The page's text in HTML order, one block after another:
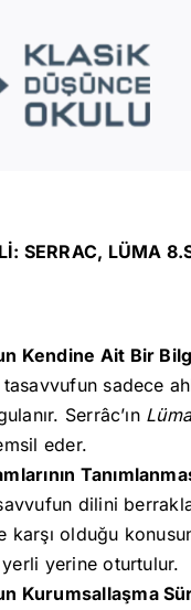
SERRAC, LÜMA
Kendine Ait Bir
sadece
Serrâc’ın
eder.
dilini
karşı olduğu
yerine oturtulur.
Kurumsallaşma